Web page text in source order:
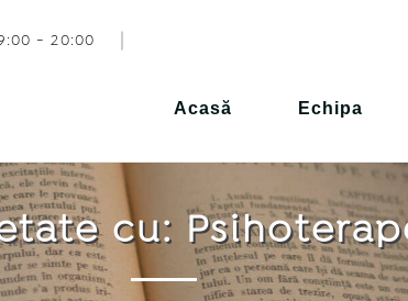
- 20:00
Acasă Echipa
cu: